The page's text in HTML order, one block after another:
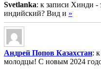
Svetlanka: к записи Хинди -
индийский? Вид и »
Андрей Попов Казахстан:
молодцы! С новым 2024